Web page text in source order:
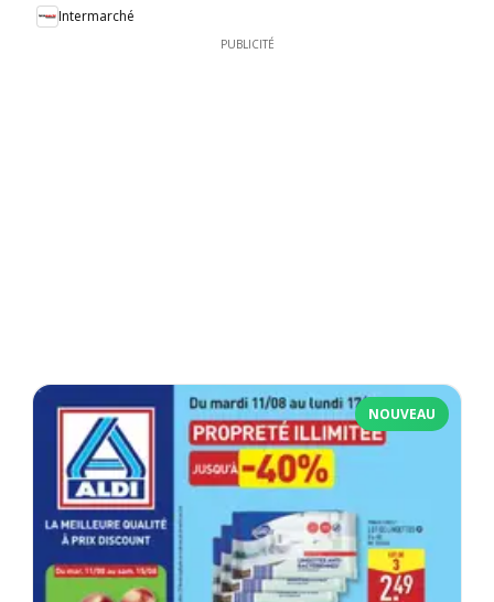
Intermarché
PUBLICITÉ
NOUVEAU